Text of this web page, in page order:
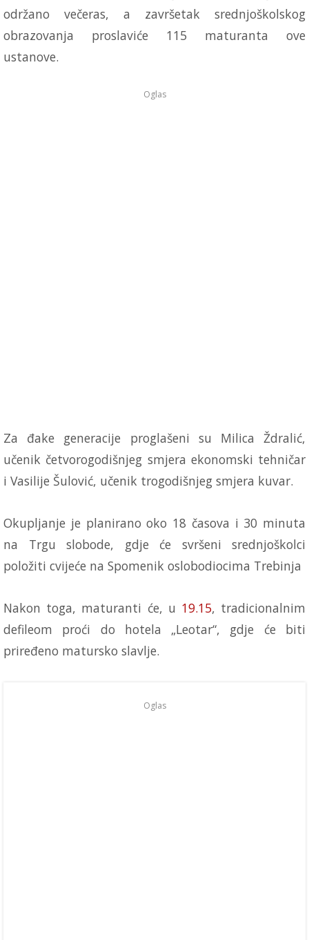
održano večeras, a završetak srednjoškolskog
obrazovanja proslaviće 115 maturanta ove
ustanove.
Oglas
Za đake generacije proglašeni su Milica Ždralić,
učenik četvorogodišnjeg smjera ekonomski tehničar
i Vasilije Šulović, učenik trogodišnjeg smjera kuvar.
Okupljanje je planirano oko 18 časova i 30 minuta
na Trgu slobode, gdje će svršeni srednjoškolci
položiti cvijeće na Spomenik oslobodiocima Trebinja
Nakon toga, maturanti će, u 19.15, tradicionalnim
defileom proći do hotela „Leotar“, gdje će biti
priređeno matursko slavlje.
Oglas